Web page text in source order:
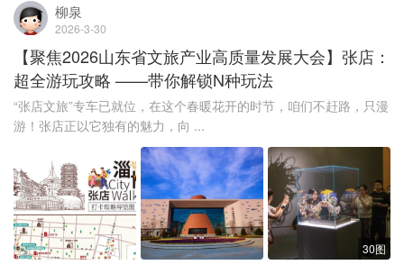
柳泉
2026-3-30
【聚焦2026山东省文旅产业高质量发展大会】张店：
超全游玩攻略 ——带你解锁N种玩法
“张店文旅”专车已就位，在这个春暖花开的时节，咱们不赶路，只漫
游！张店正以它独有的魅力，向 ...
30图